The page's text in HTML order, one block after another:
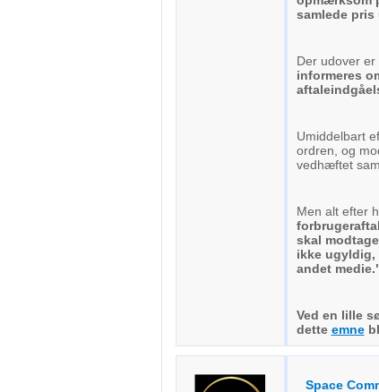
samlede
Der udover
informeres
Umiddelbart
ordren, og
vedhæftet
Men alt efter
skal
ikke ugyldig,
andet
Ved en lille
dette emne
Space